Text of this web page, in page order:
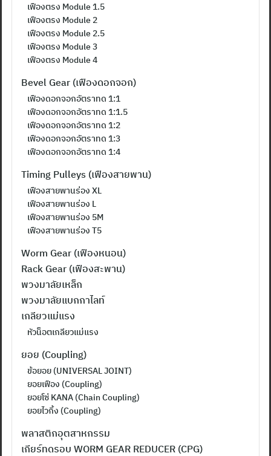
ค้นหา
เฟืองตรง Module 1.5
เฟืองตรง Module 2
เฟืองตรง Module 2.5
เฟืองตรง Module 3
เฟืองตรง Module 4
Bevel Gear (เฟืองดอกจอก)
เฟืองดอกจอกอัตราทด 1:1
เฟืองดอกจอกอัตราทด 1:1.5
เฟืองดอกจอกอัตราทด 1:2
เฟืองดอกจอกอัตราทด 1:3
เฟืองดอกจอกอัตราทด 1:4
Timing Pulleys (เฟืองสายพาน)
เฟืองสายพานร่อง XL
เฟืองสายพานร่อง L
เฟืองสายพานร่อง 5M
เฟืองสายพานร่อง T5
Worm Gear (เฟืองหนอน)
Rack Gear (เฟืองสะพาน)
พวงมาลัยเหล็ก
พวงมาลัยแบกกาไลท์
เกลียวแม่แรง
หัวน็อตเกลียวแม่แรง
ยอย (Coupling)
ข้อยอย (UNIVERSAL JOINT)
ยอยเฟือง (Coupling)
ยอยโซ่ KANA (Chain Coupling)
ยอยไวกิ้ง (Coupling)
พลาสติกอุตสาหกรรม
เกียร์ทดรอบ WORM GEAR REDUCER (CPG)